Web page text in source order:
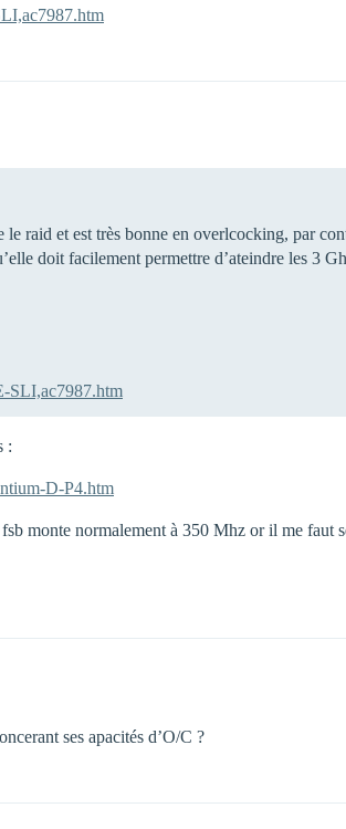
le raid et est très bonne en overlcocking, par
doit facilement permettre d’ateindre les 3
SLI,ac7987.htm
:
D-P4.htm
monte normalement à 350 Mhz or il me faut
ses apacités d’O/C ?